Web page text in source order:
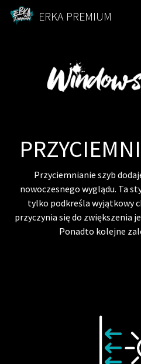
ERKA PREMIUM
Przyciemnianie szyb
nowoczesnego wyglądu. Ta
tylko podkreśla wyjątkowy
przyczynia się do zwiększenia
Ponadto kolejne